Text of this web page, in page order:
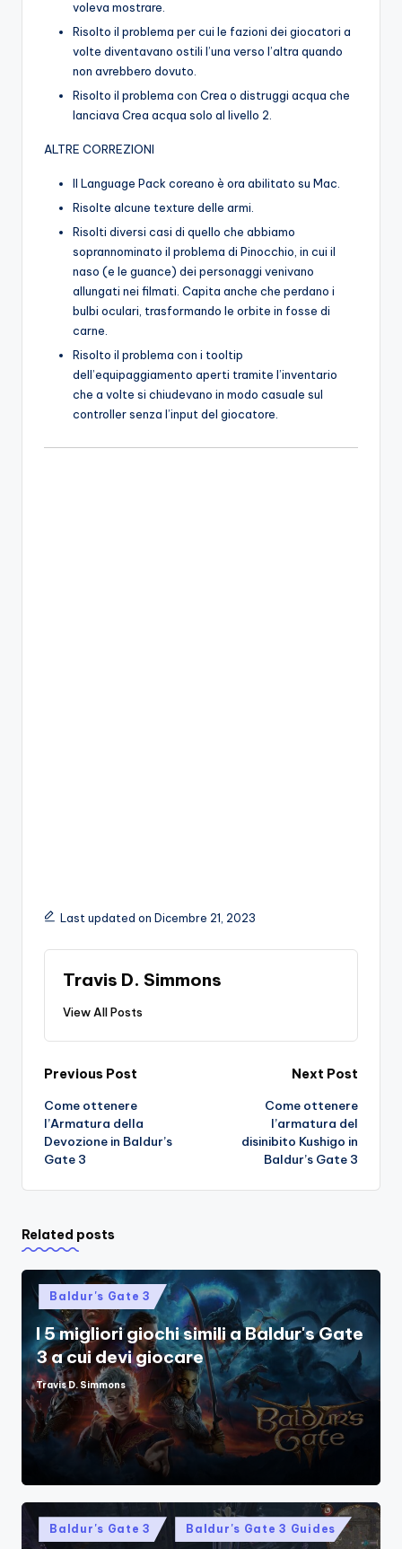
voleva mostrare.
Risolto il problema per cui le fazioni dei giocatori a
volte diventavano ostili l’una verso l’altra quando
non avrebbero dovuto.
Risolto il problema con Crea o distruggi acqua che
lanciava Crea acqua solo al livello 2.
ALTRE CORREZIONI
Il Language Pack coreano è ora abilitato su Mac.
Risolte alcune texture delle armi.
Risolti diversi casi di quello che abbiamo
soprannominato il problema di Pinocchio, in cui il
naso (e le guance) dei personaggi venivano
allungati nei filmati. Capita anche che perdano i
bulbi oculari, trasformando le orbite in fosse di
carne.
Risolto il problema con i tooltip
dell’equipaggiamento aperti tramite l’inventario
che a volte si chiudevano in modo casuale sul
controller senza l’input del giocatore.
Last updated on Dicembre 21, 2023
Travis D. Simmons
View All Posts
Post
navigation
Previous Post
Come ottenere
l’Armatura della
Devozione in Baldur’s
Gate 3
Next Post
Come ottenere
l’armatura del
disinibito Kushigo in
Baldur’s Gate 3
Related posts
Posted
in
Baldur's Gate 3
I 5 migliori giochi simili a Baldur's Gate
3 a cui devi giocare
Posted
by
Travis D. Simmons
Posted
in
Baldur's Gate 3 Baldur's Gate 3 Guides